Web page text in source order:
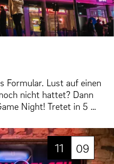
Formular. Lust auf einen
nicht hattet? Dann
Night! Tretet in 5 …
11 09